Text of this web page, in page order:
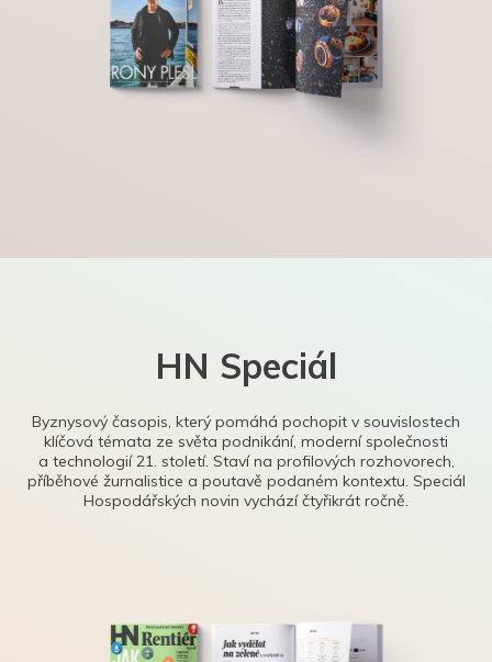
HN Speciál
Byznysový časopis, který pomáhá pochopit v souvislostech
klíčová témata ze světa podnikání, moderní společnosti
a technologií 21. století. Staví na profilových rozhovorech,
příběhové žurnalistice a poutavě podaném kontextu. Speciál
Hospodářských novin vychází čtyřikrát ročně.